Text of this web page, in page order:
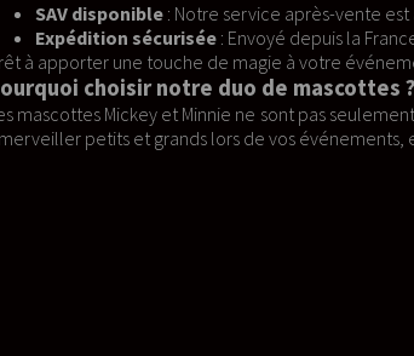
vente est à votre disposition pour le
depuis la France Métropolitaine, après un
votre événement ? Commandez dès maintenant
mascottes ?
pas seulement des costumes, elles sont une
événements, elles garantissent des souvenirs